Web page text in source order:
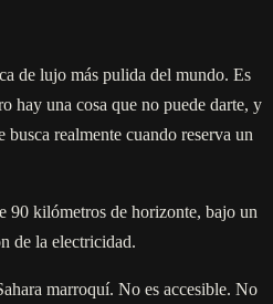
de lujo más pulida del mundo. Es
hay una cosa que no puede darte, y
realmente cuando reserva un
90 kilómetros de horizonte, bajo un
de la electricidad.
marroquí. No es accesible. No